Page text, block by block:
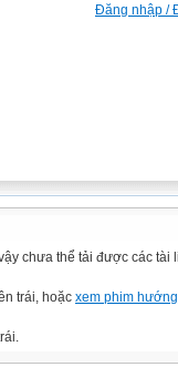
Đăng nhập /
chưa thể tải được các tài
trái, hoặc xem phim